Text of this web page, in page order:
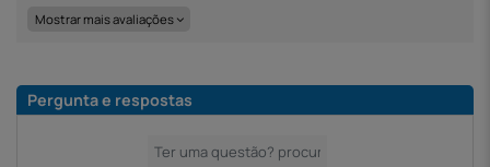
Mostrar mais avaliações
Pergunta e respostas